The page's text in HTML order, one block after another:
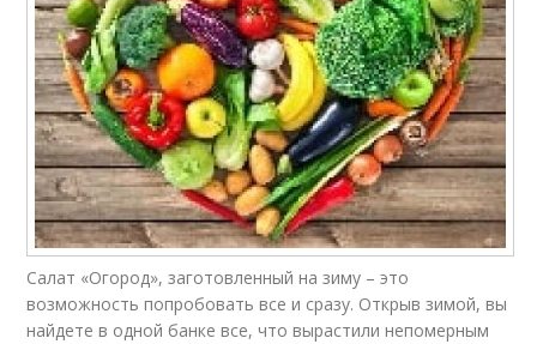
Салат «Огород», заготовленный на зиму – это
возможность попробовать все и сразу. Открыв зимой, вы
найдете в одной банке все, что вырастили непомерным